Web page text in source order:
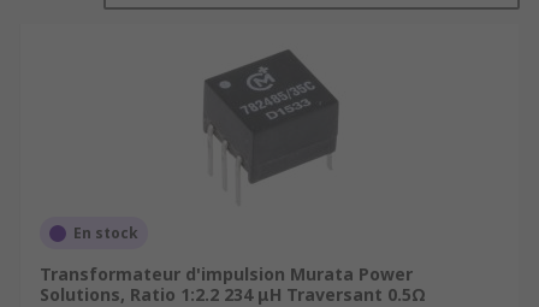
En stock
Transformateur d'impulsion Murata Power
Solutions, Ratio 1:2.2 234 μH Traversant 0.5Ω